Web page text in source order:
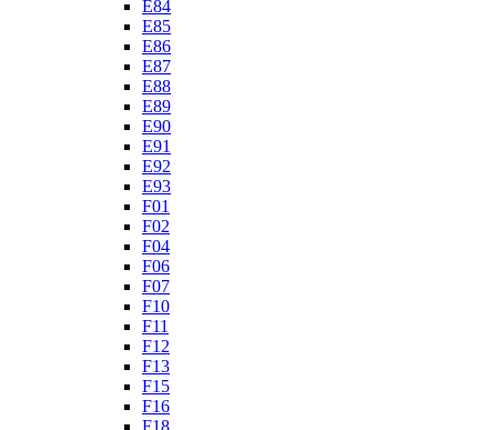
E84
E85
E86
E87
E88
E89
E90
E91
E92
E93
F01
F02
F04
F06
F07
F10
F11
F12
F13
F15
F16